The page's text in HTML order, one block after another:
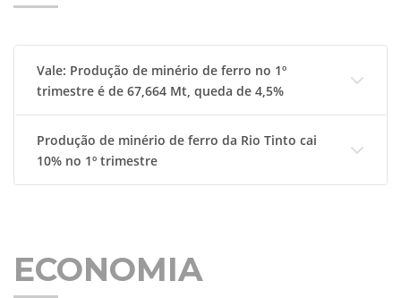
Vale: Produção de minério de ferro no 1º
trimestre é de 67,664 Mt, queda de 4,5%
Produção de minério de ferro da Rio Tinto cai
10% no 1º trimestre
ECONOMIA